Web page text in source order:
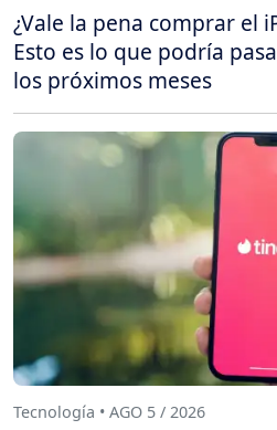
¿Vale la pena comprar el
Esto es lo que podría
los próximos meses
Tecnología • AGO 5 / 2026